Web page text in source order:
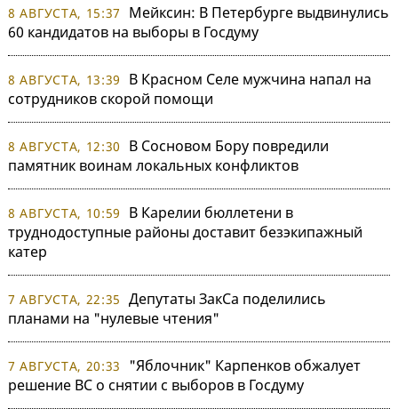
8 АВГУСТА, 15:37
Мейксин: В Петербурге выдвинулись
60 кандидатов на выборы в Госдуму
8 АВГУСТА, 13:39
В Красном Селе мужчина напал на
сотрудников скорой помощи
8 АВГУСТА, 12:30
В Сосновом Бору повредили
памятник воинам локальных конфликтов
8 АВГУСТА, 10:59
В Карелии бюллетени в
труднодоступные районы доставит безэкипажный
катер
7 АВГУСТА, 22:35 Депутаты ЗакСа поделились
планами на "нулевые чтения"
7 АВГУСТА, 20:33
"Яблочник" Карпенков обжалует
решение ВС о снятии с выборов в Госдуму